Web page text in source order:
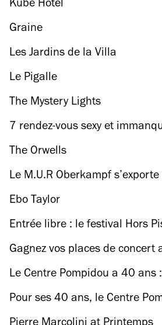
Kube Hôtel
Graine
Les Jardins de la Villa
Le Pigalle
The Mystery Lights
7 rendez-vous sexy et
semaine
The Orwells
Le M.U.R Oberkampf
Ebo Taylor
Entrée libre : le festival Hors
large au Centre Pompidou
Gagnez vos places de concert
Le Centre Pompidou a 40 ans
chiffrée d'un musée singulier
Pour ses 40 ans, le Centre
vous gratuitement, du 4 au 5